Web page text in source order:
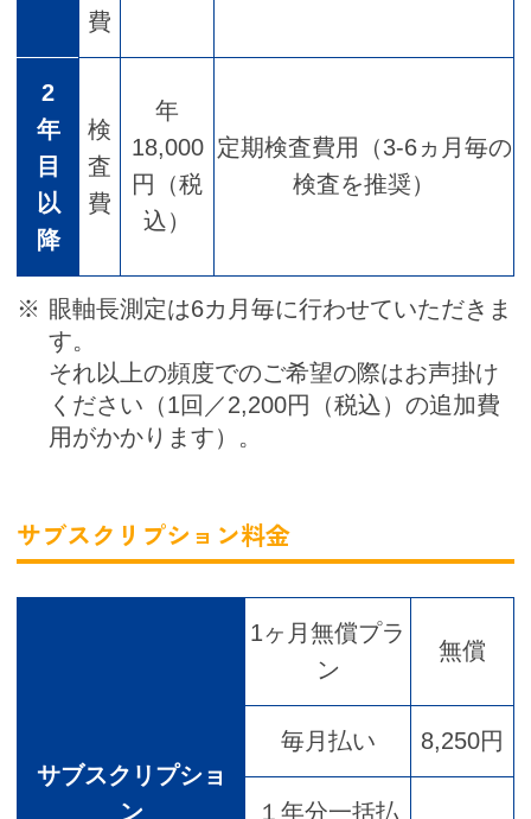
費
2
年
目
以
降
検
査
費
年
18,000
円（税
込）
定期検査費用（3-6ヵ月毎の
検査を推奨）
眼軸長測定は6カ月毎に行わせていただきま
す。
それ以上の頻度でのご希望の際はお声掛け
ください（1回／2,200円（税込）の追加費
用がかかります）。
サブスクリプション料金
サブスクリプショ
ン
1ヶ月無償プラ
ン
無償
毎月払い 8,250円
１年分一括払